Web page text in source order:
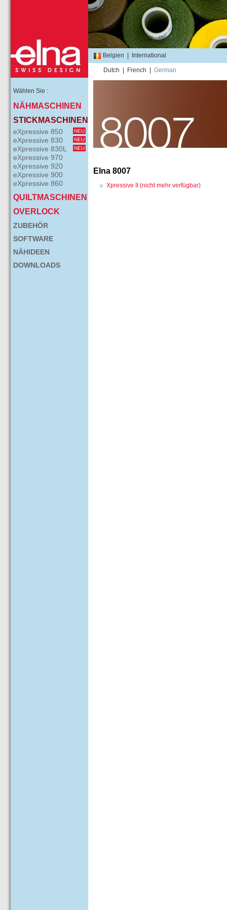
Belgien International
Dutch French German
Wählen Sie :
NÄHMASCHINEN
STICKMASCHINEN
NEU
eXpressive 850
NEU
eXpressive 830
NEU
eXpressive 830L
eXpressive 970
eXpressive 920
eXpressive 900
eXpressive 860
QUILTMASCHINEN
OVERLOCK
ZUBEHÖR
SOFTWARE
NÄHIDEEN
DOWNLOADS
Elna 8007
Xpressive II (nicht mehr verfügbar)